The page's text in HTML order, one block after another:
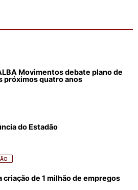
Movimentos debate plano de
próximos quatro anos
do Estadão
criação de 1 milhão de empregos